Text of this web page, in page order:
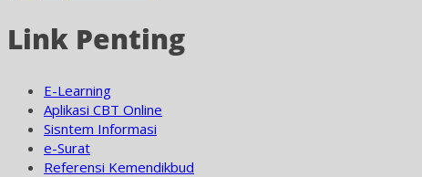
Link Penting
E-Learning
Aplikasi CBT Online
Sisntem Informasi
e-Surat
Referensi Kemendikbud